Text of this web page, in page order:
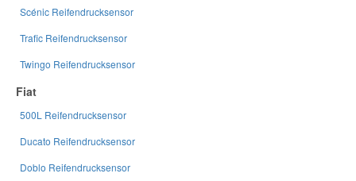
Scénic Reifendrucksensor
Trafic Reifendrucksensor
Twingo Reifendrucksensor
Fiat
500L Reifendrucksensor
Ducato Reifendrucksensor
Doblo Reifendrucksensor